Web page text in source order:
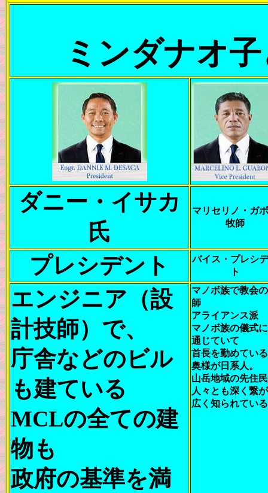
ミンダナオ
ダニー・イサカ
氏
マリセリノ・ガ
牧師
プレシデント
バイス・プレシ
ト
エンジニア（設
計技師）で、
庁舎などのビル
も建ている
MCLの全ての建
物も
政府の基準を満
マノボ族で教会
師
アライアンス派
マノボ族の儀式
通じていて
首長を勤めてい
奥様が日系人。
山岳地域の先住
人々とも深く繋
広く知られてい